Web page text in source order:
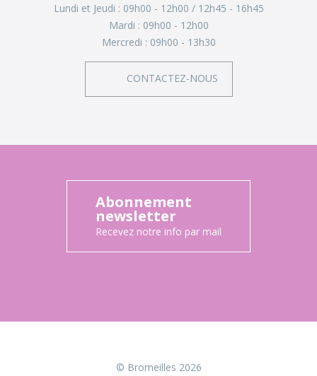
Lundi et Jeudi : 09h00 - 12h00
12h45 - 16h45
Mardi : 09h00 - 12h00
Mercredi : 09h00 - 13h30
CONTACTEZ-NOUS
Abonnement
newsletter
Recevez notre info par mail
© Bromeilles 2026